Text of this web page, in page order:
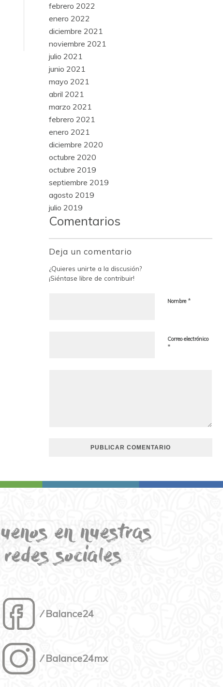
febrero 2022
enero 2022
diciembre 2021
noviembre 2021
julio 2021
junio 2021
mayo 2021
abril 2021
marzo 2021
febrero 2021
enero 2021
diciembre 2020
octubre 2020
octubre 2019
septiembre 2019
agosto 2019
julio 2019
Comentarios
Deja un comentario
¿Quieres unirte a la discusión?
¡Siéntase libre de contribuir!
Nombre *
Correo electrónico
*
⁄ Balance24
⁄ Balance24mx